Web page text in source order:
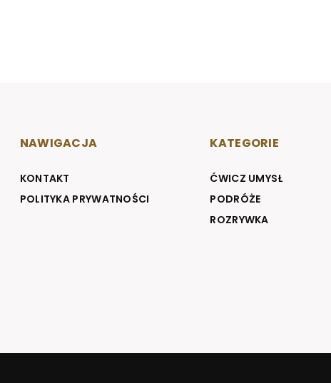
NAWIGACJA
KONTAKT
POLITYKA PRYWATNOŚCI
KATEGORIE
ĆWICZ UMYSŁ
PODRÓŻE
ROZRYWKA